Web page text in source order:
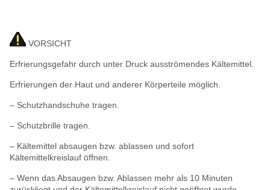
VORSICHT
Erfrierungsgefahr durch unter Druck ausströmendes Kältemittel.
Erfrierungen der Haut und anderer Körperteile möglich.
– Schutzhandschuhe tragen.
– Schutzbrille tragen.
– Kältemittel absaugen bzw. ablassen und sofort
Kältemittelkreislauf öffnen.
– Wenn das Absaugen bzw. Ablassen mehr als 10 Minuten